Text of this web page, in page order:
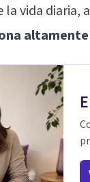
vida diaria,